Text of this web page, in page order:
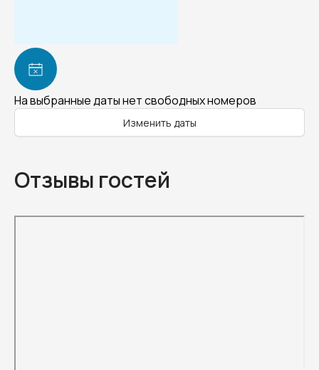
На выбранные даты нет свободных номеров
Изменить даты
Отзывы гостей